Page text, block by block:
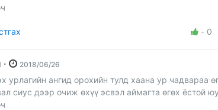
- 0
баярмагнай · 2018/06/26
урлагийн ангид орохийн тулд хаана ур чадвараа